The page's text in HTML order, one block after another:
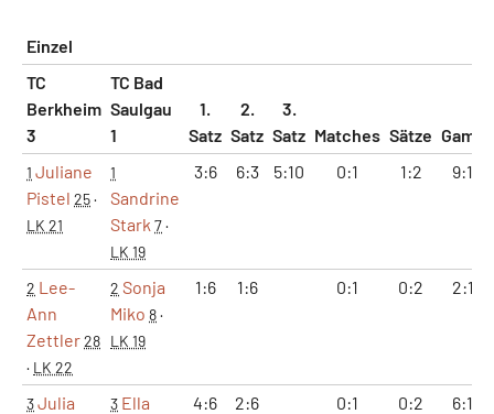
Einzel
TC
Berkheim
3
TC Bad
Saulgau
1
1.
Satz
2.
Satz
3.
Satz Matches Sätze Games
1 Juliane
Pistel 25·
LK 21
1
Sandrine
Stark 7·
LK 19
3:6 6:3 5:10 0:1 1:2 9:10
2 Lee-
Ann
Zettler28
· LK 22
2 Sonja
Miko 8·
LK 19
1:6 1:6 0:1 0:2 2:12
3Julia
3 Ella
4:6 2:6 0:1 0:2 6:12